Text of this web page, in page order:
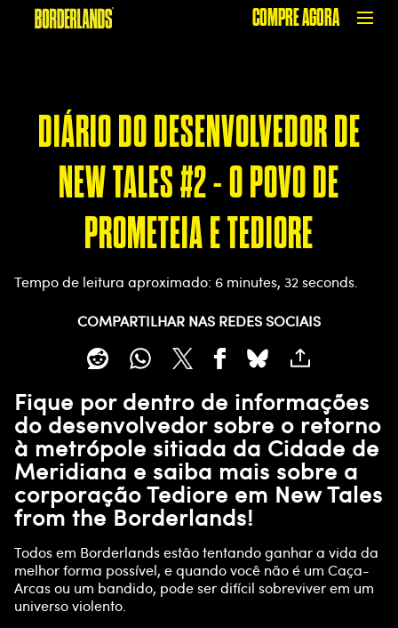
COMPRE AGORA
DIÁRIO DO DESENVOLVEDOR DE
NEW TALES #2 - O POVO DE
PROMETEIA E TEDIORE
Tempo de leitura aproximado 6 minutes, 32 seconds
COMPARTILHAR NAS REDES SOCIAIS
Fique por dentro de informações
do desenvolvedor sobre o retorno
à metrópole sitiada da Cidade de
Meridiana e saiba mais sobre a
corporação Tediore em New Tales
from the Borderlands!
Todos em Borderlands estão tentando ganhar a vida da
melhor forma possível, e quando você não é um Caça-
Arcas ou um bandido, pode ser difícil sobreviver em um
universo violento.